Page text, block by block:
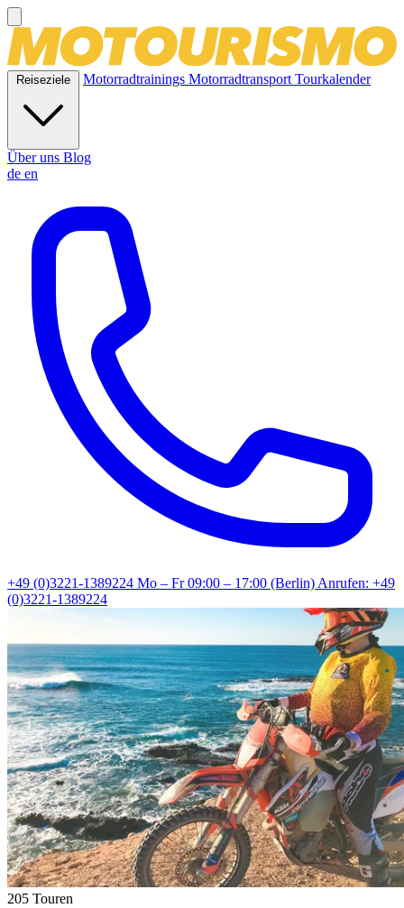
Reiseziele Motorradtrainings MotorradtransportTourkalender
Über uns Blog
de en
+49 (0)3221-1389224 Mo – Fr 09:00 – 17:00 (Berlin)Anrufen: +49
(0)3221-1389224
205 Touren